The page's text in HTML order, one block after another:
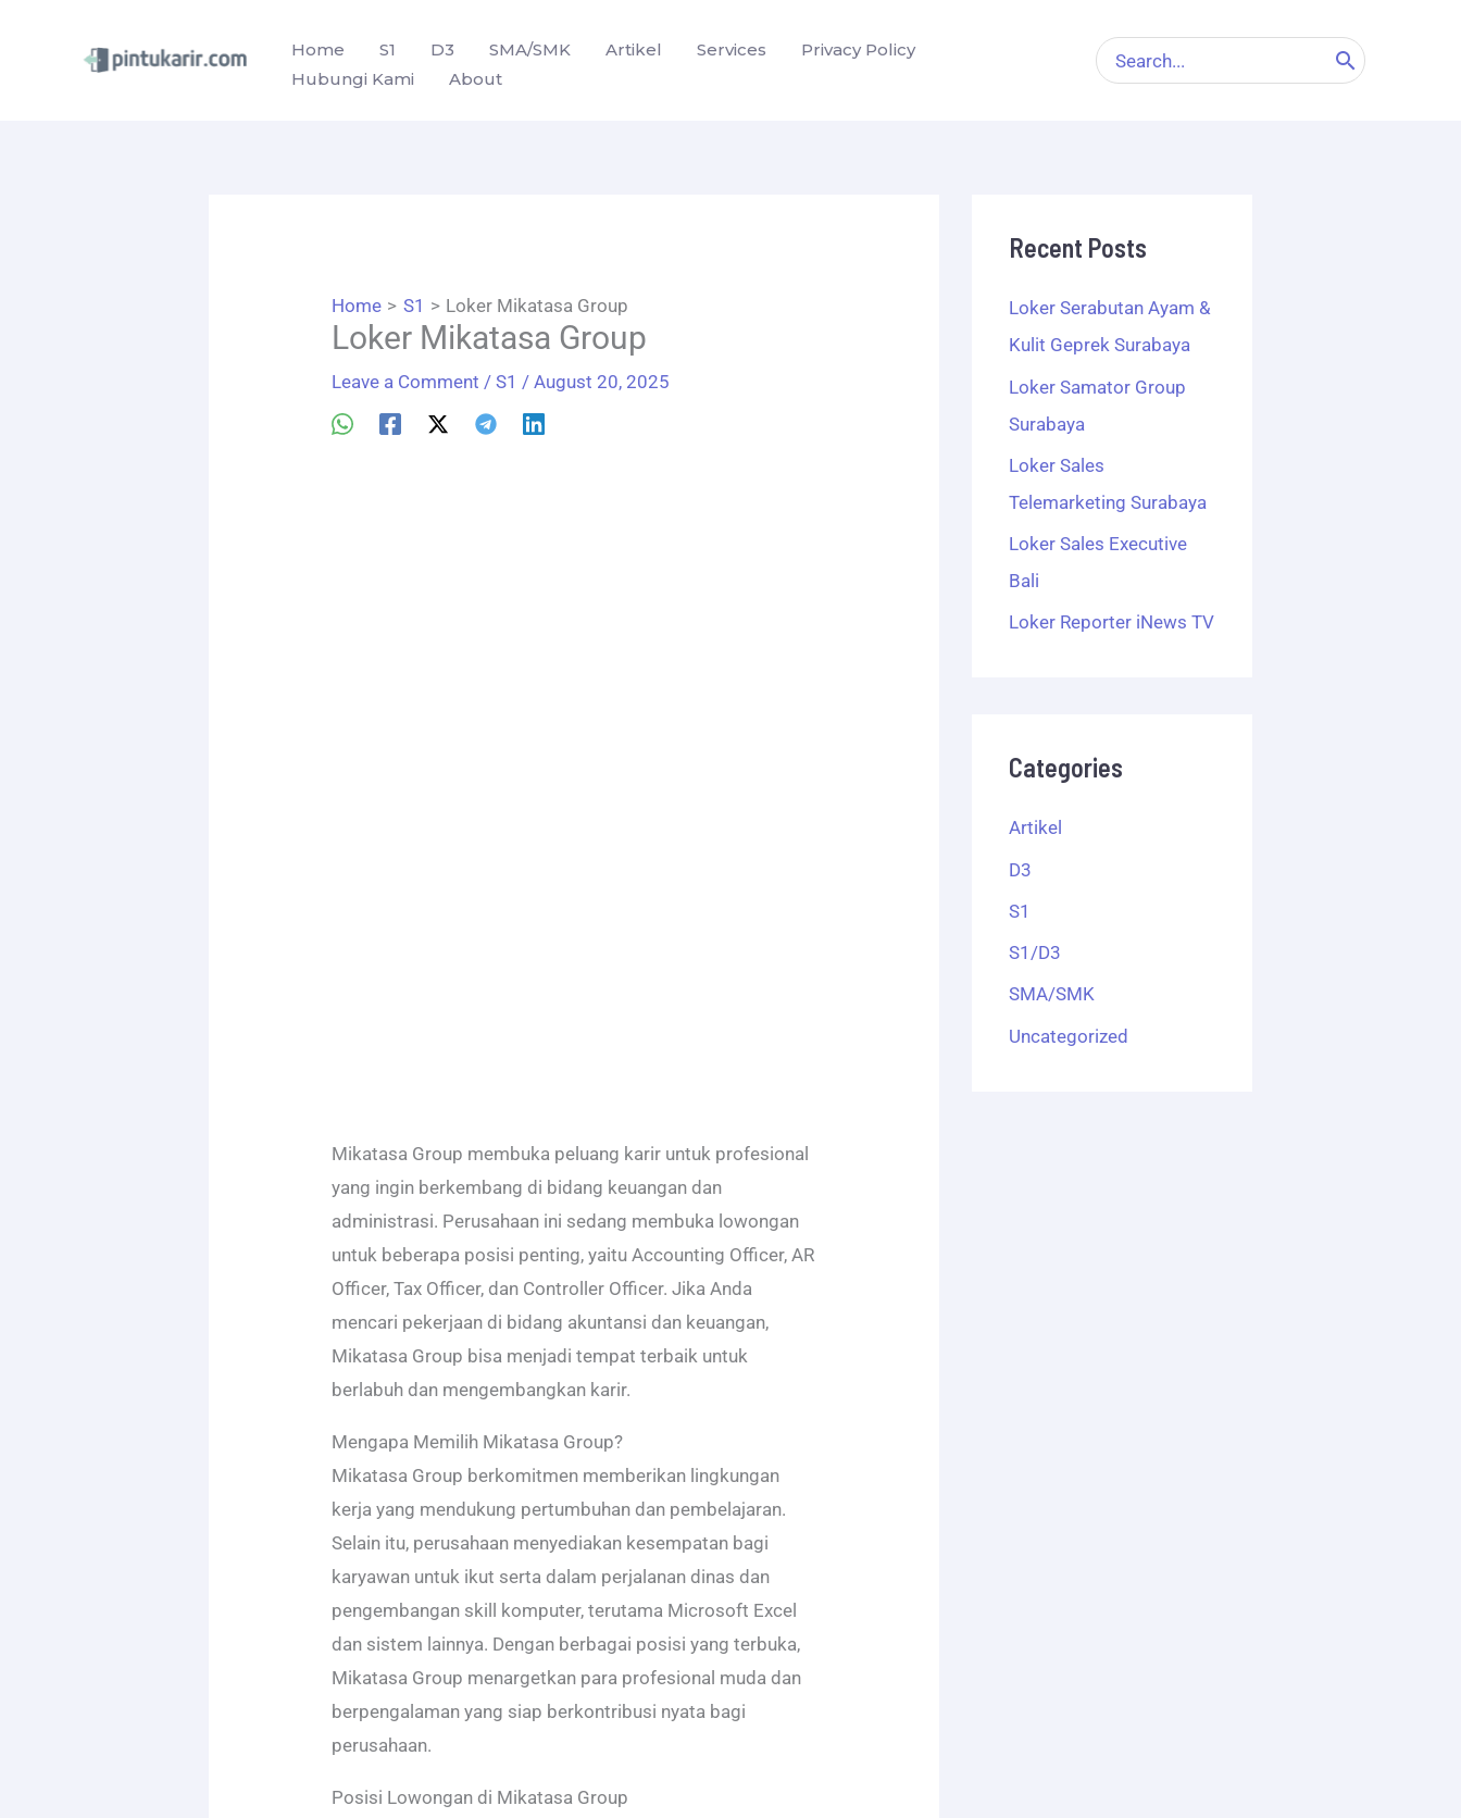
Home S1 D3 SMA/SMK Artikel Services
Privacy Policy
Hubungi Kami
About
Search
for:
Home S1 Loker Mikatasa Group
Loker Mikatasa Group
Leave a Comment /S1 /August 20, 2025
Mikatasa Group membuka peluang karir untuk profesional
yang ingin berkembang di bidang keuangan dan
administrasi. Perusahaan ini sedang membuka lowongan
untuk beberapa posisi penting, yaitu Accounting Officer, AR
Officer, Tax Officer, dan Controller Officer. Jika Anda
mencari pekerjaan di bidang akuntansi dan keuangan,
Mikatasa Group bisa menjadi tempat terbaik untuk
berlabuh dan mengembangkan karir.
Mengapa Memilih Mikatasa Group?
Mikatasa Group berkomitmen memberikan lingkungan
kerja yang mendukung pertumbuhan dan pembelajaran.
Selain itu, perusahaan menyediakan kesempatan bagi
karyawan untuk ikut serta dalam perjalanan dinas dan
pengembangan skill komputer, terutama Microsoft Excel
dan sistem lainnya. Dengan berbagai posisi yang terbuka,
Mikatasa Group menargetkan para profesional muda dan
berpengalaman yang siap berkontribusi nyata bagi
perusahaan.
Posisi Lowongan di Mikatasa Group
Recent Posts
Loker Serabutan Ayam &
Kulit Geprek Surabaya
Loker Samator Group
Surabaya
Loker Sales
Telemarketing Surabaya
Loker Sales Executive
Bali
Loker Reporter iNews TV
Categories
Artikel
D3
S1
S1/D3
SMA/SMK
Uncategorized